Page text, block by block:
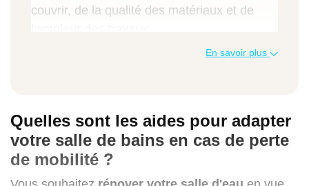
couvrir, de la qualité des matériaux et de
tarifaire de quelques projets menés par nos
professionnels à Auxerre, dans l'Yonne.
En savoir plus
Quelles sont les aides pour adapter
votre salle de bains en cas de perte
de mobilité ?